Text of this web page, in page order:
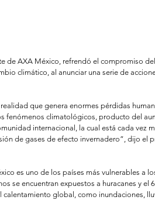
de AXA México, refrendó el compromiso
climático, al anunciar una serie de
que genera enormes pérdidas
fenómenos climatológicos, producto del
internacional, la cual está cada vez
de gases de efecto invernadero”, dijo el
es uno de los países más vulnerables a
se encuentran expuestos a huracanes y el
global, como inundaciones,